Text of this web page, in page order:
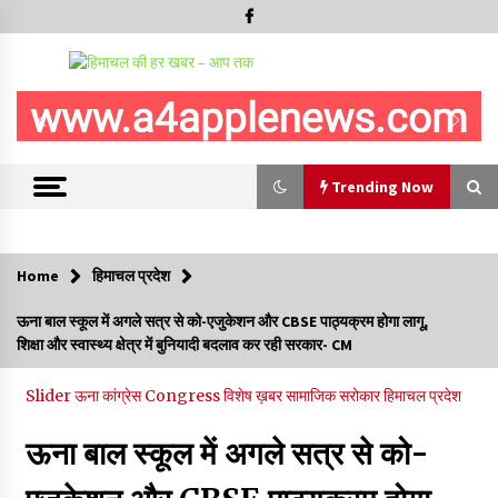
Trending Now
देवता जाख मंदिर रचोली में तीन दिवसीय “सावन मेला” देव विदाई के साथ
सम्पन्न
10/08/2026
10/08/2026
Home हिमाचल प्रदेश
ऊना बाल स्कूल में अगले सत्र से को-एजुकेशन और CBSE पाठ्यक्रम होगा लागू,
शिक्षा और स्वास्थ्य क्षेत्र में बुनियादी बदलाव कर रही सरकार- CM
Sliderऊनाकांग्रेस Congressविशेष ख़बरसामाजिक सरोकारहिमाचल प्रदेश
ऊना बाल स्कूल में अगले सत्र से को-